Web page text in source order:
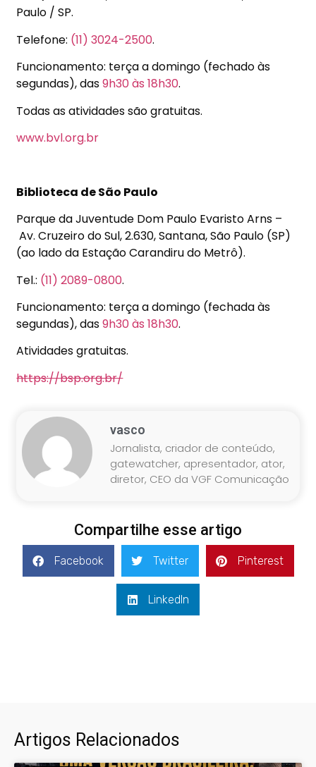
Paulo / SP.
Telefone: (11) 3024-2500.
Funcionamento: terça a domingo (fechado às
segundas), das9h30às 18h30.
Todas as atividades são gratuitas.
www.bvl.org.br
Biblioteca de São Paulo
Parque da Juventude Dom Paulo Evaristo Arns –
Av. Cruzeiro do Sul, 2.630, Santana, São Paulo (SP)
(ao lado da Estação Carandiru do Metrô).
Tel.: (11) 2089-0800.
Funcionamento: terça a domingo (fechada às
segundas), das9h30às 18h30.
Atividades gratuitas.
https://bsp.org.br/
vasco
Jornalista, criador de conteúdo,
gatewatcher, apresentador, ator,
diretor, CEO da VGF Comunicação
Compartilhe esse artigo
Facebook Twitter Pinterest
LinkedIn
Artigos Relacionados